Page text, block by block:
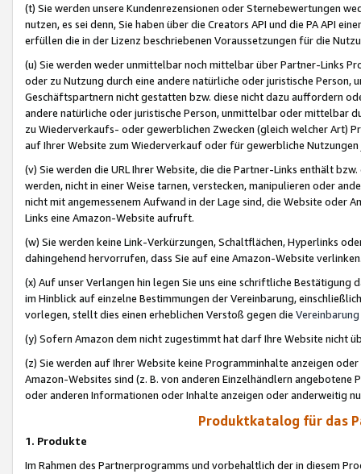
(t) Sie werden unsere Kundenrezensionen oder Sternebewertungen
nutzen, es sei denn, Sie haben über die Creators API und die PA API
erfüllen die in der Lizenz beschriebenen Voraussetzungen für die
(u) Sie werden weder unmittelbar noch mittelbar über Partner-Links
oder zu Nutzung durch eine andere natürliche oder juristische
Geschäftspartnern nicht gestatten bzw. diese nicht dazu auffordern
andere natürliche oder juristische Person, unmittelbar oder mittelbar
zu Wiederverkaufs- oder gewerblichen Zwecken (gleich welcher Art)
auf Ihrer Website zum Wiederverkauf oder für gewerbliche
(v) Sie werden die URL Ihrer Website, die die Partner-Links enthält
werden, nicht in einer Weise tarnen, verstecken, manipulieren oder
nicht mit angemessenem Aufwand in der Lage sind, die Website oder
Links eine Amazon-Website aufruft.
(w) Sie werden keine Link-Verkürzungen, Schaltflächen, Hyperlinks
dahingehend hervorrufen, dass Sie auf eine Amazon-Website
(x) Auf unser Verlangen hin legen Sie uns eine schriftliche
im Hinblick auf einzelne Bestimmungen der Vereinbarung,
vorlegen, stellt dies einen erheblichen Verstoß gegen die Vereinbarung
(y) Sofern Amazon dem nicht zugestimmt hat darf Ihre Website nicht
(z) Sie werden auf Ihrer Website keine Programminhalte anzeigen
Amazon-Websites sind (z. B. von anderen Einzelhändlern
oder anderen Informationen oder Inhalte anzeigen oder anderweitig
Produktkatalog für das
1. Produkte
Im Rahmen des Partnerprogramms und vorbehaltlich der in diesem